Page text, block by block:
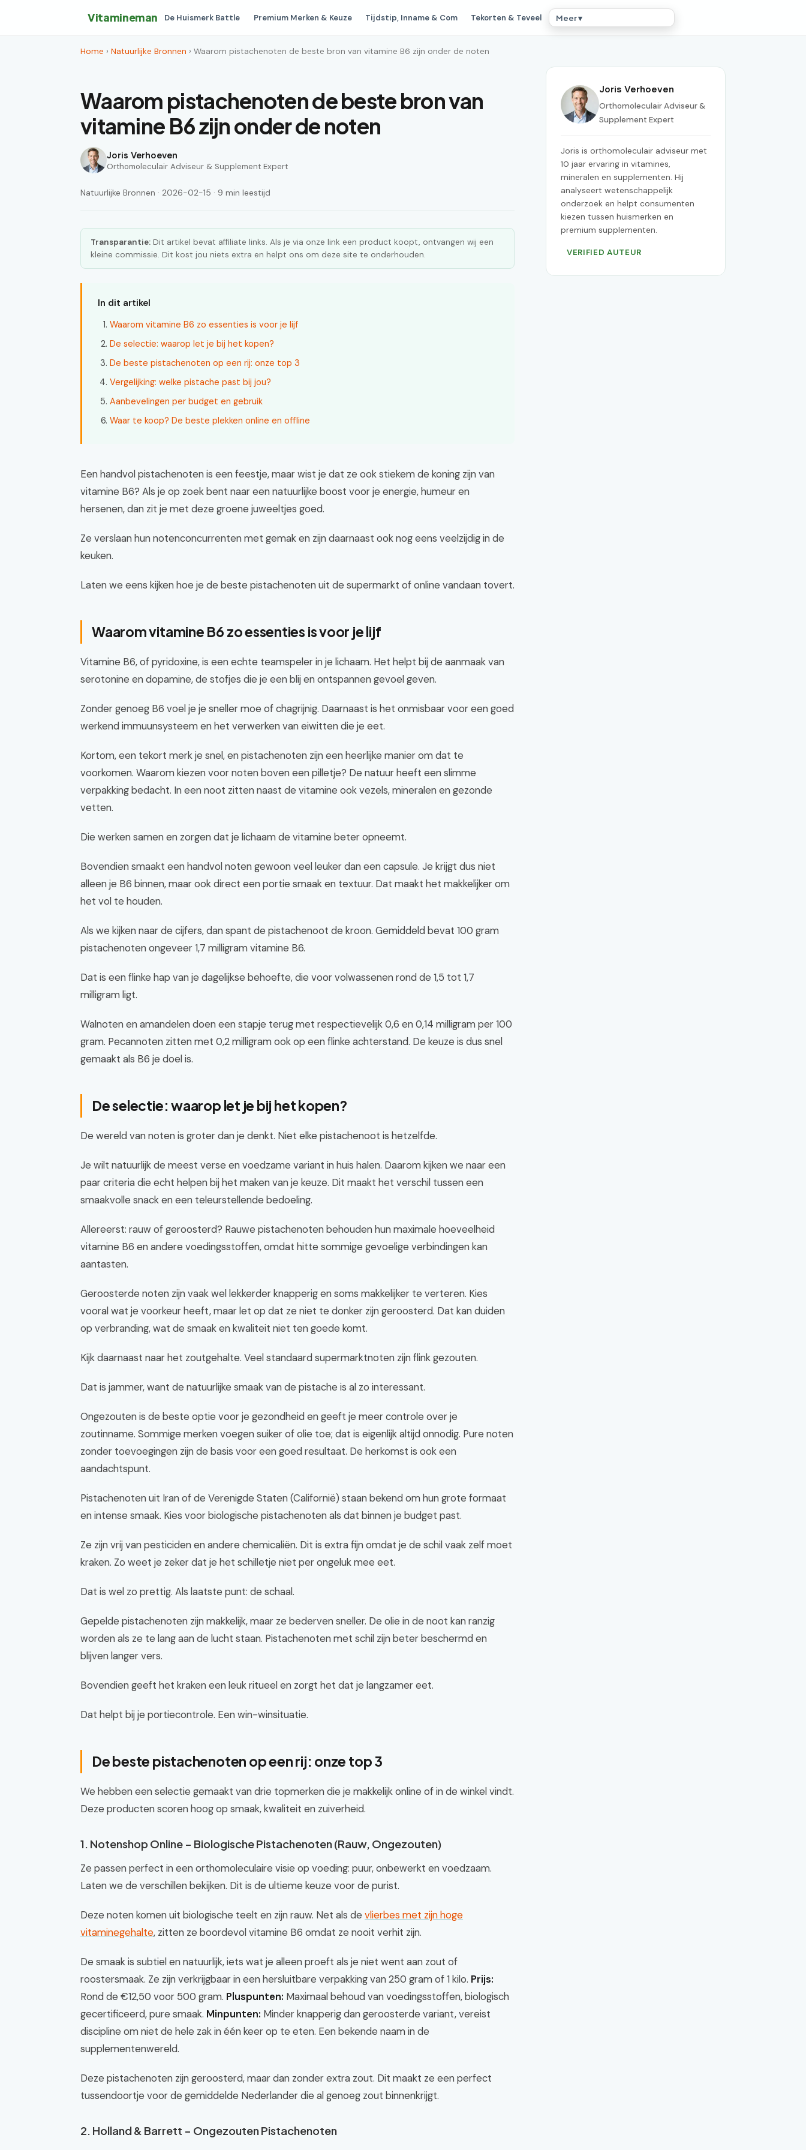
Vitamineman De Huismerk Battle Premium Merken & Keuze Tijdstip, Inname & Com Tekorten & Teveel Meer ▾
Home › Natuurlijke Bronnen › Waarom pistachenoten de beste bron van vitamine B6 zijn onder de noten
Waarom pistachenoten de beste bron van
vitamine B6 zijn onder de noten
Joris Verhoeven
Orthomoleculair Adviseur & Supplement Expert
Natuurlijke Bronnen · 2026-02-15 · 9 min leestijd
Transparantie: Dit artikel bevat affiliate links. Als je via onze link een product koopt, ontvangen wij een
kleine commissie. Dit kost jou niets extra en helpt ons om deze site te onderhouden.
In dit artikel
Waarom vitamine B6 zo essenties is voor je lijf
De selectie: waarop let je bij het kopen?
De beste pistachenoten op een rij: onze top 3
Vergelijking: welke pistache past bij jou?
Aanbevelingen per budget en gebruik
Waar te koop? De beste plekken online en offline
Een handvol pistachenoten is een feestje, maar wist je dat ze ook stiekem de koning zijn van
vitamine B6? Als je op zoek bent naar een natuurlijke boost voor je energie, humeur en
hersenen, dan zit je met deze groene juweeltjes goed.
Ze verslaan hun notenconcurrenten met gemak en zijn daarnaast ook nog eens veelzijdig in de
keuken.
Laten we eens kijken hoe je de beste pistachenoten uit de supermarkt of online vandaan tovert.
Waarom vitamine B6 zo essenties is voor je lijf
Vitamine B6, of pyridoxine, is een echte teamspeler in je lichaam. Het helpt bij de aanmaak van
serotonine en dopamine, de stofjes die je een blij en ontspannen gevoel geven.
Zonder genoeg B6 voel je je sneller moe of chagrijnig. Daarnaast is het onmisbaar voor een goed
werkend immuunsysteem en het verwerken van eiwitten die je eet.
Kortom, een tekort merk je snel, en pistachenoten zijn een heerlijke manier om dat te
voorkomen. Waarom kiezen voor noten boven een pilletje? De natuur heeft een slimme
verpakking bedacht. In een noot zitten naast de vitamine ook vezels, mineralen en gezonde
vetten.
Die werken samen en zorgen dat je lichaam de vitamine beter opneemt.
Bovendien smaakt een handvol noten gewoon veel leuker dan een capsule. Je krijgt dus niet
alleen je B6 binnen, maar ook direct een portie smaak en textuur. Dat maakt het makkelijker om
het vol te houden.
Als we kijken naar de cijfers, dan spant de pistachenoot de kroon. Gemiddeld bevat 100 gram
pistachenoten ongeveer 1,7 milligram vitamine B6.
Dat is een flinke hap van je dagelijkse behoefte, die voor volwassenen rond de 1,5 tot 1,7
milligram ligt.
Walnoten en amandelen doen een stapje terug met respectievelijk 0,6 en 0,14 milligram per 100
gram. Pecannoten zitten met 0,2 milligram ook op een flinke achterstand. De keuze is dus snel
gemaakt als B6 je doel is.
De selectie: waarop let je bij het kopen?
De wereld van noten is groter dan je denkt. Niet elke pistachenoot is hetzelfde.
Je wilt natuurlijk de meest verse en voedzame variant in huis halen. Daarom kijken we naar een
paar criteria die echt helpen bij het maken van je keuze. Dit maakt het verschil tussen een
smaakvolle snack en een teleurstellende bedoeling.
Allereerst: rauw of geroosterd? Rauwe pistachenoten behouden hun maximale hoeveelheid
vitamine B6 en andere voedingsstoffen, omdat hitte sommige gevoelige verbindingen kan
aantasten.
Geroosterde noten zijn vaak wel lekkerder knapperig en soms makkelijker te verteren. Kies
vooral wat je voorkeur heeft, maar let op dat ze niet te donker zijn geroosterd. Dat kan duiden
op verbranding, wat de smaak en kwaliteit niet ten goede komt.
Kijk daarnaast naar het zoutgehalte. Veel standaard supermarktnoten zijn flink gezouten.
Dat is jammer, want de natuurlijke smaak van de pistache is al zo interessant.
Ongezouten is de beste optie voor je gezondheid en geeft je meer controle over je
zoutinname. Sommige merken voegen suiker of olie toe; dat is eigenlijk altijd onnodig. Pure noten
zonder toevoegingen zijn de basis voor een goed resultaat. De herkomst is ook een
aandachtspunt.
Pistachenoten uit Iran of de Verenigde Staten (Californië) staan bekend om hun grote formaat
en intense smaak. Kies voor biologische pistachenoten als dat binnen je budget past.
Ze zijn vrij van pesticiden en andere chemicaliën. Dit is extra fijn omdat je de schil vaak zelf moet
kraken. Zo weet je zeker dat je het schilletje niet per ongeluk mee eet.
Dat is wel zo prettig. Als laatste punt: de schaal.
Gepelde pistachenoten zijn makkelijk, maar ze bederven sneller. De olie in de noot kan ranzig
worden als ze te lang aan de lucht staan. Pistachenoten met schil zijn beter beschermd en
blijven langer vers.
Bovendien geeft het kraken een leuk ritueel en zorgt het dat je langzamer eet.
Dat helpt bij je portiecontrole. Een win-winsituatie.
De beste pistachenoten op een rij: onze top 3
We hebben een selectie gemaakt van drie topmerken die je makkelijk online of in de winkel vindt.
Deze producten scoren hoog op smaak, kwaliteit en zuiverheid.
1. Notenshop Online – Biologische Pistachenoten (Rauw, Ongezouten)
Ze passen perfect in een orthomoleculaire visie op voeding: puur, onbewerkt en voedzaam.
Laten we de verschillen bekijken. Dit is de ultieme keuze voor de purist.
Deze noten komen uit biologische teelt en zijn rauw. Net als de vlierbes met zijn hoge
vitaminegehalte, zitten ze boordevol vitamine B6 omdat ze nooit verhit zijn.
De smaak is subtiel en natuurlijk, iets wat je alleen proeft als je niet went aan zout of
roostersmaak. Ze zijn verkrijgbaar in een hersluitbare verpakking van 250 gram of 1 kilo. Prijs:
Rond de €12,50 voor 500 gram. Pluspunten: Maximaal behoud van voedingsstoffen, biologisch
gecertificeerd, pure smaak. Minpunten: Minder knapperig dan geroosterde variant, vereist
discipline om niet de hele zak in één keer op te eten. Een bekende naam in de
supplementenwereld.
Deze pistachenoten zijn geroosterd, maar dan zonder extra zout. Dit maakt ze een perfect
tussendoortje voor de gemiddelde Nederlander die al genoeg zout binnenkrijgt.
2. Holland & Barrett – Ongezouten Pistachenoten
Joris Verhoeven
Orthomoleculair Adviseur &
Supplement Expert
Joris is orthomoleculair adviseur met
10 jaar ervaring in vitamines,
mineralen en supplementen. Hij
analyseert wetenschappelijk
onderzoek en helpt consumenten
kiezen tussen huismerken en
premium supplementen.
VERIFIED AUTEUR